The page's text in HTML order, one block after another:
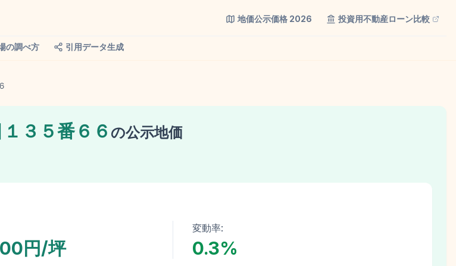
地価公示価格 2026 投資用不動産ローン比較
の調べ方 引用データ生成
３５番６６ の公示地価
円/坪
変動率:
0.3%